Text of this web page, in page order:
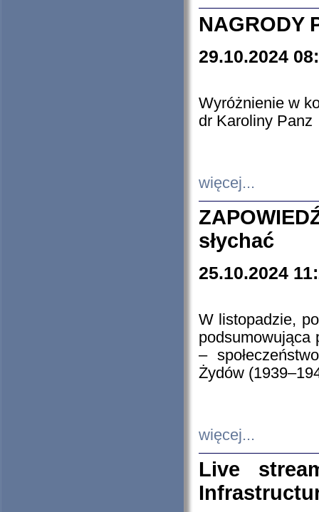
NAGRODY
29.10.2024
Wyróżnienie w
dr Karoliny Panz
więcej...
słychać
25.10.2024
W listopadzie,
podsumowująca
–
Żydów
więcej...
Live